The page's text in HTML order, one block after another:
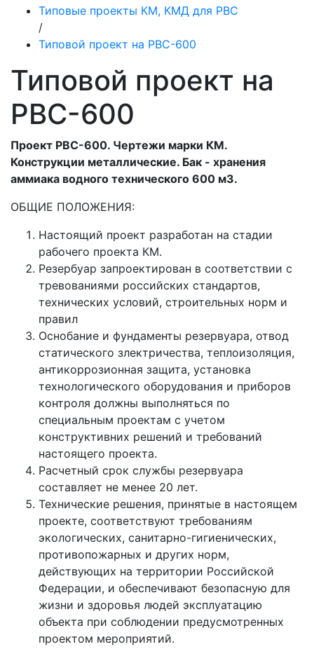
Типовые проекты КМ, КМД для РВС
/
Типовой проект на РВС-600
Типовой проект на
РВС-600
Проект РВС-600. Чертежи марки КМ.
Конструкции металлические. Бак - хранения
аммиака водного технического 600 м3.
ОБЩИЕ ПОЛОЖЕНИЯ:
Настоящий проект разработан на стадии
рабочего проекта КМ.
Резербуар запроектирован в соответствии с
тревованиями российских стандартов,
технических условий, строительных норм и
правил
Оснобание и фундаменты резервуара, отвод
статического злектричества, теплоизоляция,
антикоррозионная защита, установка
технологического оборудования и приборов
контроля должны выполняться по
специальным проектам с учетом
конструктивних решений и требований
настоящего проекта.
Расчетный срок службы резервуара
составляет не менее 20 лет.
Технические решения, принятые в настоящем
проекте, соответствуют требованиям
экологических, санитарно-гигиенических,
противопожарных и других норм,
действующих на территории Российской
Федерации, и обеспечивают безопасную для
жизни и здоровья людей эксплуатацию
объекта при соблюдении предусмотренных
проектом мероприятий.